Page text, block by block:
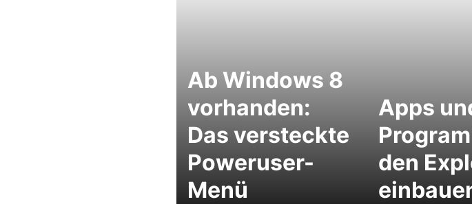
Ab Windows 8
vorhanden:
Das versteckte
Poweruser-
Menü
Apps
den